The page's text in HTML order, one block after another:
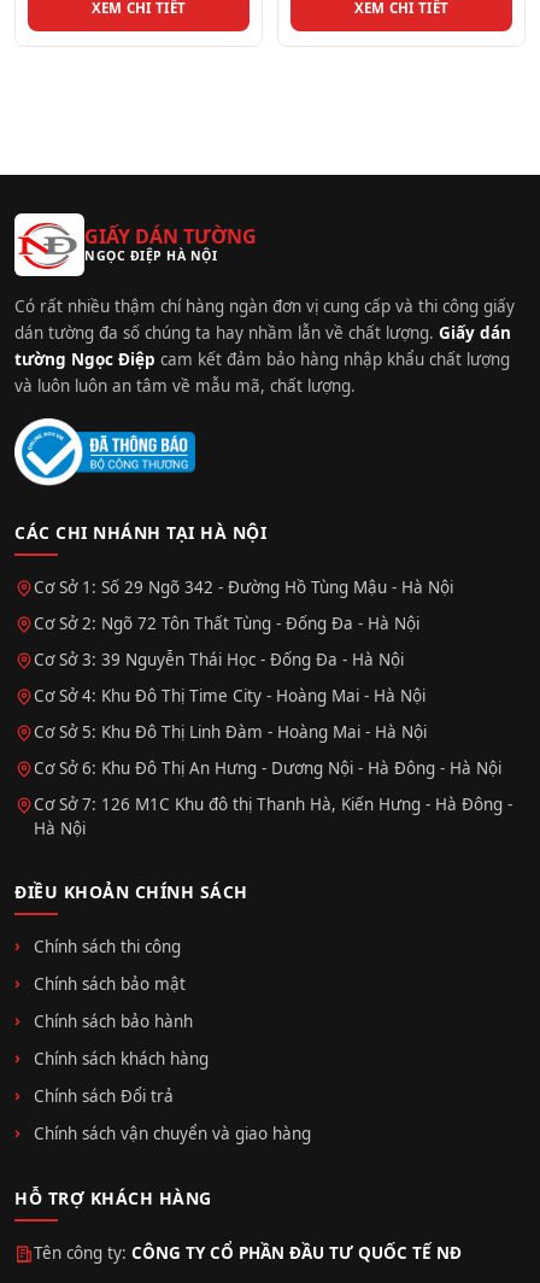
XEM CHI TIẾT XEM CHI TIẾT
GIẤY DÁN TƯỜNG
NGỌC ĐIỆP HÀ NỘI
Có rất nhiều thậm chí hàng ngàn đơn vị cung cấp và thi công giấy
dán tường đa số chúng ta hay nhầm lẫn về chất lượng. Giấy dán
tường Ngọc Điệp cam kết đảm bảo hàng nhập khẩu chất lượng
và luôn luôn an tâm về mẫu mã, chất lượng.
CÁC CHI NHÁNH TẠI HÀ NỘI
Cơ Sở 1: Số 29 Ngõ 342 - Đường Hồ Tùng Mậu - Hà Nội
Cơ Sở 2: Ngõ 72 Tôn Thất Tùng - Đống Đa - Hà Nội
Cơ Sở 3: 39 Nguyễn Thái Học - Đống Đa - Hà Nội
Cơ Sở 4: Khu Đô Thị Time City - Hoàng Mai - Hà Nội
Cơ Sở 5: Khu Đô Thị Linh Đàm - Hoàng Mai - Hà Nội
Cơ Sở 6: Khu Đô Thị An Hưng - Dương Nội - Hà Đông - Hà Nội
Cơ Sở 7: 126 M1C Khu đô thị Thanh Hà, Kiến Hưng - Hà Đông -
Hà Nội
ĐIỀU KHOẢN CHÍNH SÁCH
Chính sách thi công
Chính sách bảo mật
Chính sách bảo hành
Chính sách khách hàng
Chính sách Đổi trả
Chính sách vận chuyển và giao hàng
HỖ TRỢ KHÁCH HÀNG
Tên công ty: CÔNG TY CỔ PHẦN ĐẦU TƯ QUỐC TẾ NĐ